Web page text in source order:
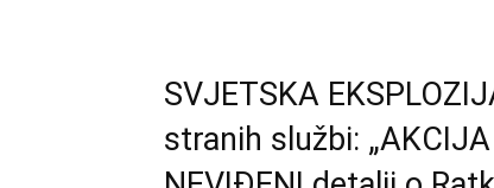
SVJETSKA
stranih službi: